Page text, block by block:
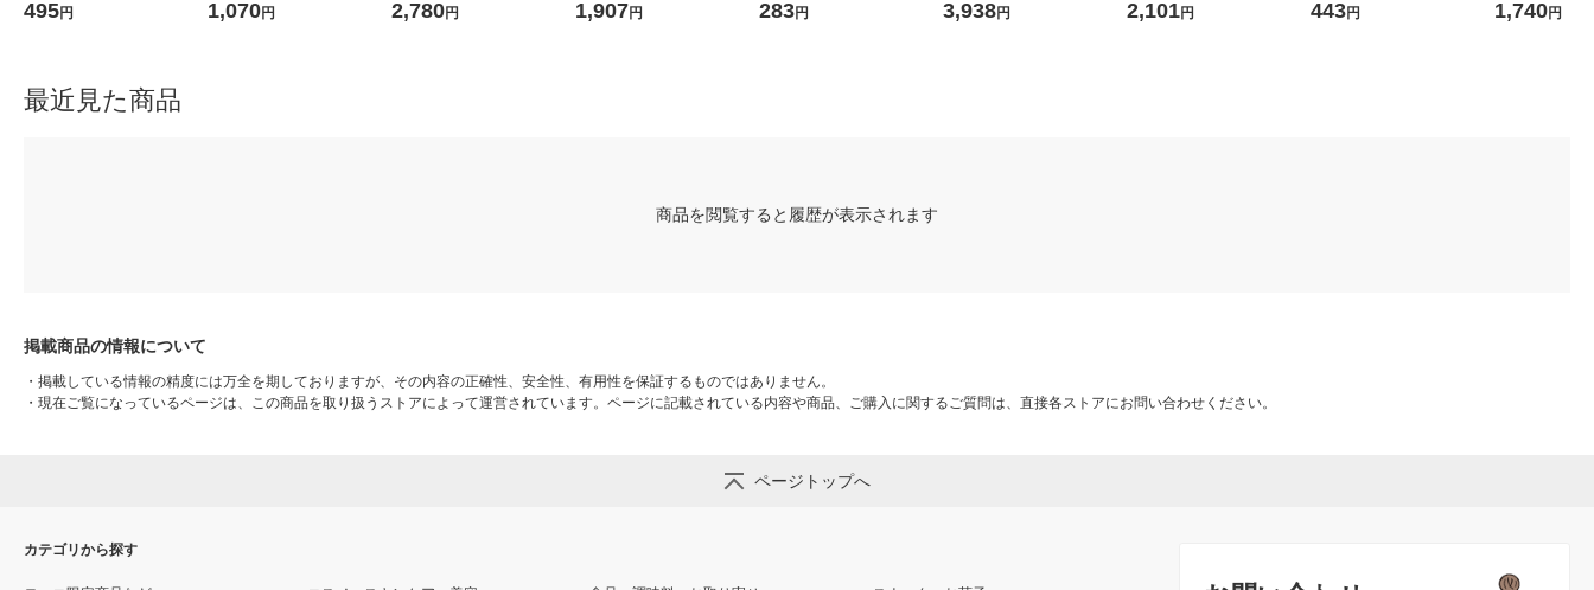
るい培養土 10L オリジナル
495円 1,070円
径7.5mm R115CG 1個
2,780円
品）
1,907円
送品）
283円
合部材 耐荷重300kg ブラッ
3,938円
1個
2,101円
ワイト 4.5L 208mmΦ×228m
443円
散水用品
1,740円
最近見た商品
商品を閲覧すると履歴が表示されます
掲載商品の情報について
・ 掲載している情報の精度には万全を期しておりますが、その内容の正確性、安全性、有用性を保証するものではありません。
・ 現在ご覧になっているページは、この商品を取り扱うストアによって運営されています。ページに記載されている内容や商品、ご購入に関するご質問は、直接各ストアにお問い合わせください。
ページトップへ
カテゴリから探す